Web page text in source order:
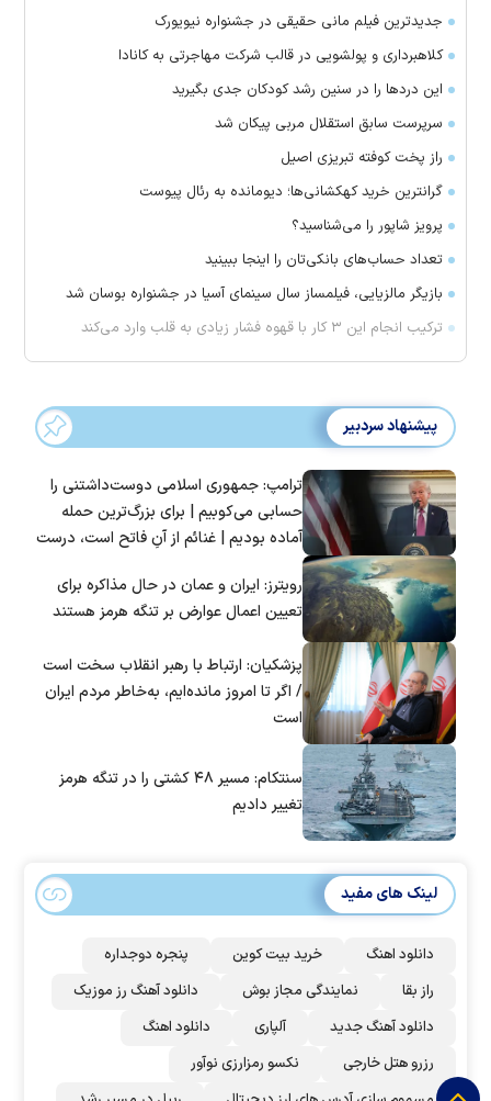
جدیدترین فیلم مانی حقیقی در جشنواره نیویورک
کلاهبرداری و پولشویی در قالب شرکت مهاجرتی به کانادا
این درد‌ها را در سنین رشد کودکان جدی بگیرید
سرپرست سابق استقلال مربی پیکان شد
راز پخت کوفته تبریزی اصیل
گرانترین خرید کهکشانی‌ها؛ دیومانده به رئال پیوست
پرویز شاپور را می‌شناسید؟
تعداد حساب‌های بانکی‌تان را اینجا ببینید
بازیگر مالزیایی، فیلمساز سال سینمای آسیا در جشنواره بوسان شد
ترکیب انجام این ۳ کار با قهوه فشار زیادی به قلب وارد می‌کند
پیشنهاد سردبیر
ترامپ: جمهوری اسلامی دوست‌داشتنی را
حسابی می‌کوبیم | برای بزرگ‌ترین حمله
آماده بودیم | غنائم از آنِ فاتح است، درست
رویترز: ایران و عمان در حال مذاکره برای
تعیین اعمال عوارض بر تنگه هرمز هستند
پزشکیان: ارتباط با رهبر انقلاب سخت است
/ اگر تا امروز مانده‌ایم، به‌خاطر مردم ایران
است
سنتکام: مسیر ۴۸ کشتی را در تنگه هرمز
تغییر دادیم
لینک های مفید
دانلود اهنگ خرید بیت کوین
پنجره دوجداره
راز بقا
نمایندگی مجاز بوش
دانلود آهنگ رز‌ موزیک
دانلود آهنگ جدید
آلپاری
دانلود اهنگ
رزرو هتل خارجی
نکسو رمزارزی نوآور